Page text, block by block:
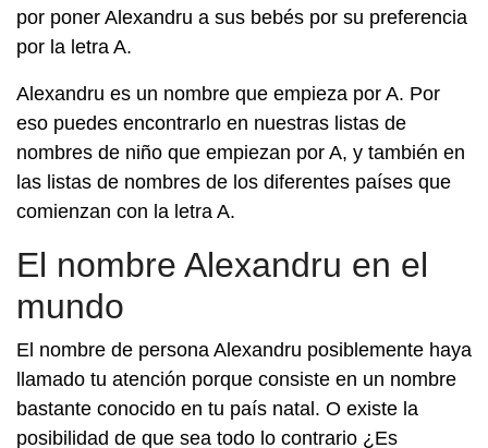
por poner Alexandru a sus bebés por su preferencia
por la letra A.
Alexandru es un nombre que empieza por A. Por
eso puedes encontrarlo en nuestras listas de
nombres de niño que empiezan por A, y también en
las listas de nombres de los diferentes países que
comienzan con la letra A.
El nombre Alexandru en el
mundo
El nombre de persona Alexandru posiblemente haya
llamado tu atención porque consiste en un nombre
bastante conocido en tu país natal. O existe la
posibilidad de que sea todo lo contrario ¿Es